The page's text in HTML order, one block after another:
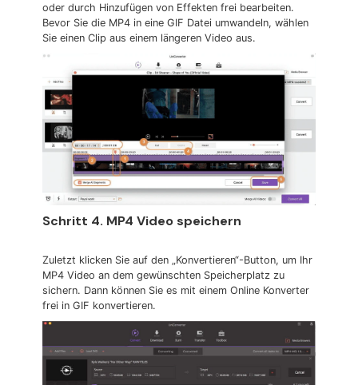
oder durch Hinzufügen von Effekten frei bearbeiten.
Bevor Sie die MP4 in eine GIF Datei umwandeln, wählen
Sie einen Clip aus einem längeren Video aus.
Schritt 4. MP4 Video speichern
Zuletzt klicken Sie auf den „Konvertieren“-Button, um Ihr
MP4 Video an dem gewünschten Speicherplatz zu
sichern. Dann können Sie es mit einem Online Konverter
frei in GIF konvertieren.